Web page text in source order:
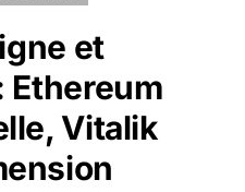
et
Ethereum
Vitalik